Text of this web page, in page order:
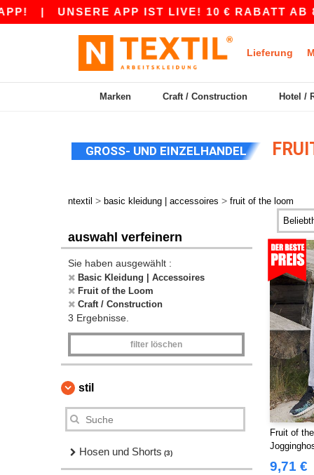
| UNSERE APP IST LIVE! 10 € RABATT AB 80
Lieferung
Marken Craft / Construction Hotel /
GROSS- UND EINZELHANDEL
ntextil > basic kleidung | accessoires > fruit of the loom
auswahl verfeinern
Sie haben ausgewählt :
Basic Kleidung | Accessoires
Fruit of the Loom
Craft / Construction
3 Ergebnisse.
filter löschen
stil
Hosen und Shorts (3)
Fruit of
9,71 €